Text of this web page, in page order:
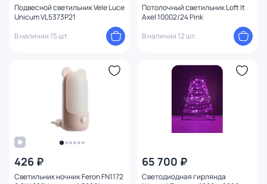
Подвесной светильник Vele Luce
Unicum VL5373P21
В наличии 15 шт.
Потолочный светильник Loft It
Axel 10002/24 Pink
В наличии 12 шт.
426 ₽
Светильник ночник Feron FN1172
65 700 ₽
Светодиодная гирлянда